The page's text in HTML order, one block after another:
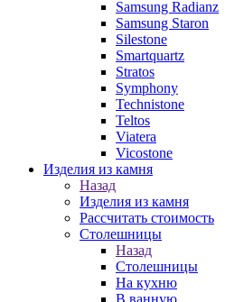
Samsung Radianz
Samsung Staron
Silestone
Smartquartz
Stratos
Symphony
Technistone
Teltos
Viatera
Vicostone
Изделия из камня
Назад
Изделия из камня
Рассчитать стоимость
Столешницы
Назад
Столешницы
На кухню
В ванную